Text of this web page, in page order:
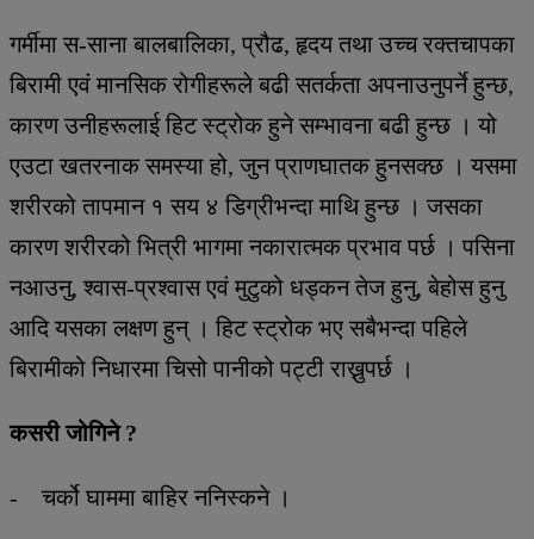
गर्मीमा स-साना बालबालिका, प्रौढ, हृदय तथा उच्च रक्तचापका
बिरामी एवं मानसिक रोगीहरूले बढी सतर्कता अपनाउनुपर्ने हुन्छ,
कारण उनीहरूलाई हिट स्ट्रोक हुने सम्भावना बढी हुन्छ । यो
एउटा खतरनाक समस्या हो, जुन प्राणघातक हुनसक्छ । यसमा
शरीरको तापमान १ सय ४ डिग्रीभन्दा माथि हुन्छ । जसका
कारण शरीरको भित्री भागमा नकारात्मक प्रभाव पर्छ । पसिना
नआउनु, श्वास-प्रश्वास एवं मुटुको धड्कन तेज हुनु, बेहोस हुनु
आदि यसका लक्षण हुन् । हिट स्ट्रोक भए सबैभन्दा पहिले
बिरामीको निधारमा चिसो पानीको पट्टी राख्नुपर्छ ।
कसरी जोगिने ?
- चर्को घाममा बाहिर ननिस्कने ।